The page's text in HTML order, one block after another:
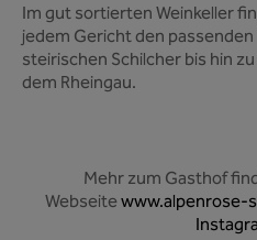
Im gut sortierten Weinkeller
jedem Gericht den
steirischen Schilcher bis hin
dem Rheingau.
Mehr zum Gasthof
Webseitewww.alpenrose-